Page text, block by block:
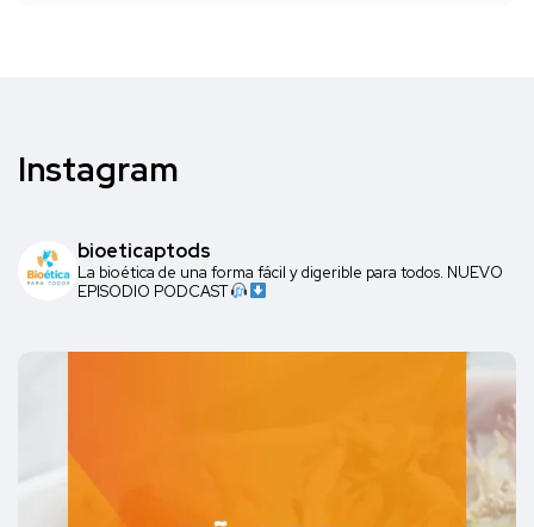
Instagram
bioeticaptods
La bioética de una forma fácil y digerible para todos. NUEVO
EPISODIO PODCAST